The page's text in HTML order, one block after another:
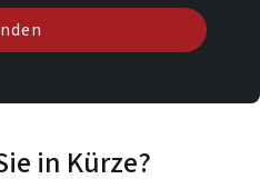
in Kürze?